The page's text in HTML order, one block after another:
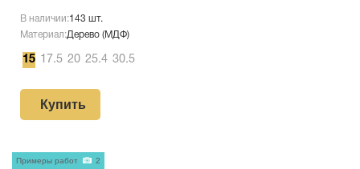
В наличии:143 шт.
Материал:Дерево (МДФ)
15 17.5 20 25.4 30.5
Купить
Примеры работ 2